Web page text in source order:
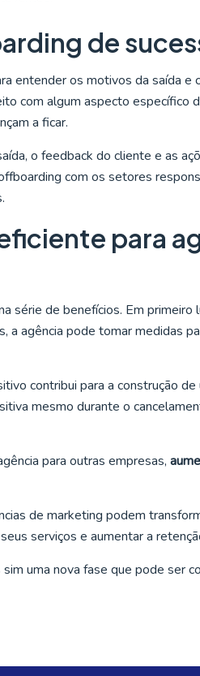
de
entender os motivos da saída e
com algum aspecto específico
a ficar.
o feedback do cliente e as
com os setores
para
série de benefícios. Em primeiro
a agência pode tomar medidas
contribui para a construção de
mesmo durante o
para outras empresas,
de marketing podem
serviços e aumentar a
uma nova fase que pode ser